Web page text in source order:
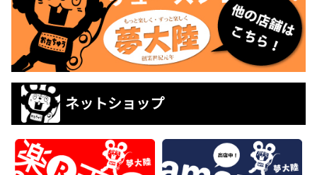
ネットショップ